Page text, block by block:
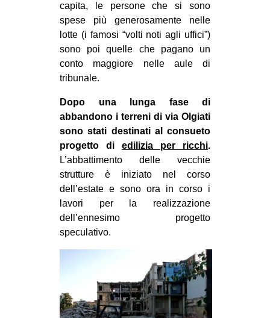
capita, le persone che si sono
spese più generosamente nelle
lotte (i famosi “volti noti agli uffici”)
sono poi quelle che pagano un
conto maggiore nelle aule di
tribunale.
Dopo una lunga fase di
abbandono i terreni di via Olgiati
sono stati destinati al consueto
progetto di edilizia per ricchi.
L’abbattimento delle vecchie
strutture è iniziato nel corso
dell’estate e sono ora in corso i
lavori per la realizzazione
dell’ennesimo progetto
speculativo.